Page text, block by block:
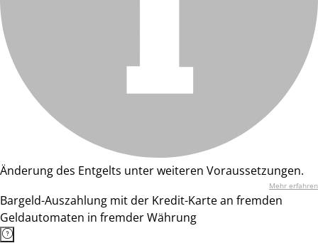
Änderung des Entgelts unter weiteren Voraussetzungen.
Mehr erfahren
Bargeld-Auszahlung mit der Kredit-Karte an fremden
Geldautomaten in fremder Währung